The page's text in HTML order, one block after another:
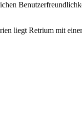
liegt Retrium mit